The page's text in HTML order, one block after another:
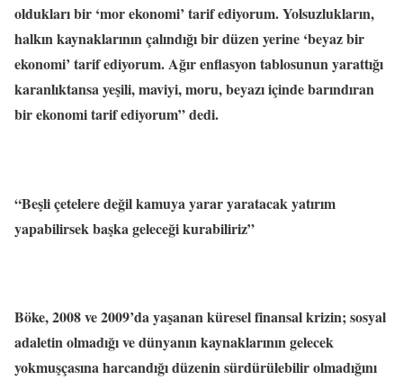
oldukları bir ‘mor ekonomi’ tarif ediyorum. Yolsuzlukların,
halkın kaynaklarının çalındığı bir düzen yerine ‘beyaz bir
ekonomi’ tarif ediyorum. Ağır enflasyon tablosunun yarattığı
karanlıktansa yeşili, maviyi, moru, beyazı içinde barındıran
bir ekonomi tarif ediyorum” dedi.
“Beşli çetelere değil kamuya yarar yaratacak yatırım
yapabilirsek başka geleceği kurabiliriz”
Böke, 2008 ve 2009’da yaşanan küresel finansal krizin; sosyal
adaletin olmadığı ve dünyanın kaynaklarının gelecek
yokmuşçasına harcandığı düzenin sürdürülebilir olmadığını